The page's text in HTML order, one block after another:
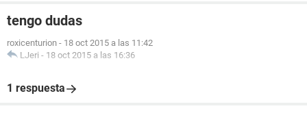
tengo dudas
roxicenturion - 18 oct 2015 a las 11:42
LJeri - 18 oct 2015 a las 16:36
1 respuesta